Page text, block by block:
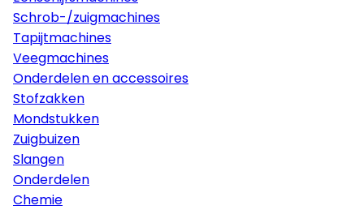
Schrob-/zuigmachines
Tapijtmachines
Veegmachines
Onderdelen en accessoires
Stofzakken
Mondstukken
Zuigbuizen
Slangen
Onderdelen
Chemie